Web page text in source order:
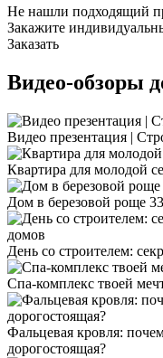
Не нашли подходящий
Закажите
Заказать
Видео-обзоры
Видео презентация |
Квартира для молодой
Дом в березовой роще
День со строителем:
Спа-комплекс твоей
Фальцевая кровля:
дорогостоящая?